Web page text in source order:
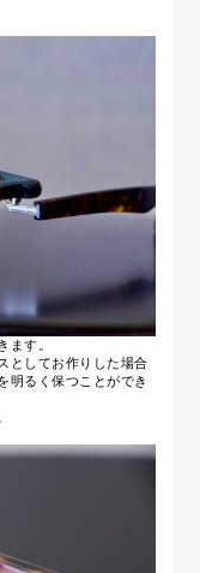
ます。
としてお作りした場合
明るく保つことができ